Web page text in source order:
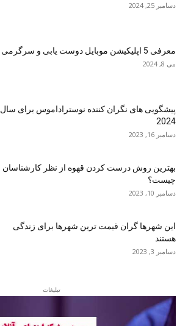
دسامبر 25, 2024
معرفی 5 اپلیکیشن موبایل دوست یابی و سرگرمی
می 8, 2024
پیشگویی های نگران کننده نوستراداموس برای سال
2024
دسامبر 16, 2023
بهترین روش درست کردن قهوه از نظر کارشناسان
چیست؟
دسامبر 10, 2023
این شهرها گران قیمت ترین شهرها برای زندگی
هستند
دسامبر 3, 2023
تبلیغات